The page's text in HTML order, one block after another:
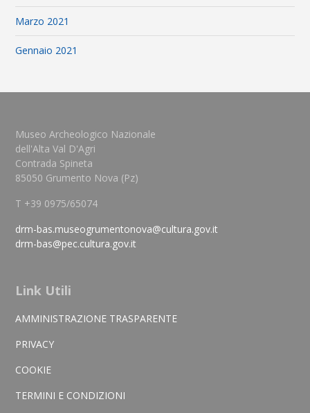
Marzo 2021
Gennaio 2021
Museo Archeologico Nazionale
dell'Alta Val D'Agri
Contrada Spineta
85050 Grumento Nova (Pz)
T +39 0975/65074
drm-bas.museogrumentonova@cultura.gov.it
drm-bas@pec.cultura.gov.it
Link Utili
AMMINISTRAZIONE TRASPARENTE
PRIVACY
COOKIE
TERMINI E CONDIZIONI